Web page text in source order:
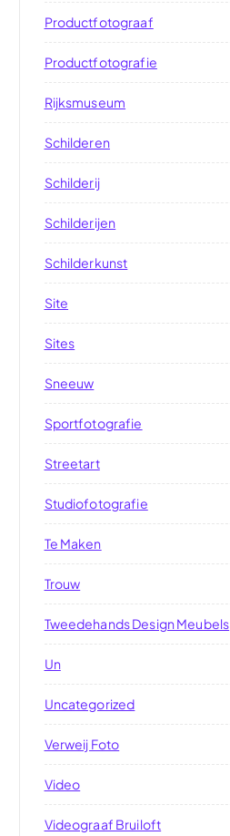
Productfotograaf
Productfotografie
Rijksmuseum
Schilderen
Schilderij
Schilderijen
Schilderkunst
Site
Sites
Sneeuw
Sportfotografie
Streetart
Studiofotografie
Te Maken
Trouw
Tweedehands Design Meubels
Un
Uncategorized
Verweij Foto
Video
Videograaf Bruiloft